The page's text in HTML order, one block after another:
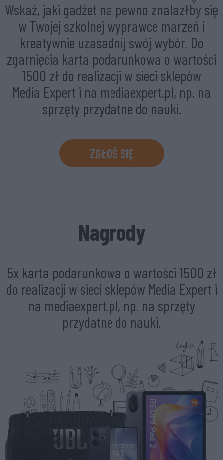
Wskaż, jaki gadżet na pewno znalazłby się
w Twojej szkolnej wyprawce marzeń i
kreatywnie uzasadnij swój wybór. Do
zgarnięcia karta podarunkowa o wartości
1500 zł do realizacji w sieci sklepów
Media Expert i na mediaexpert.pl, np. na
sprzęty przydatne do nauki.
ZGŁOŚ SIĘ
Nagrody
5x karta podarunkowa o wartości 1500 zł
do realizacji w sieci sklepów Media Expert i
na mediaexpert.pl, np. na sprzęty
przydatne do nauki.